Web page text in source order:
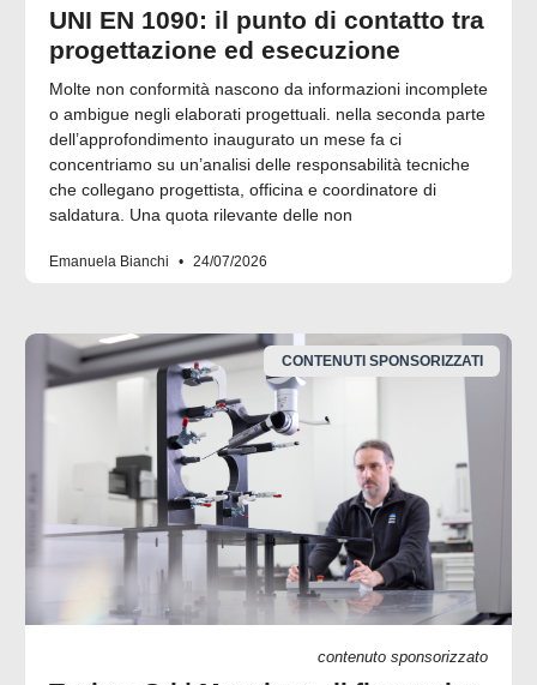
UNI EN 1090: il punto di contatto tra
progettazione ed esecuzione
Molte non conformità nascono da informazioni incomplete
o ambigue negli elaborati progettuali. nella seconda parte
dell’approfondimento inaugurato un mese fa ci
concentriamo su un’analisi delle responsabilità tecniche
che collegano progettista, officina e coordinatore di
saldatura. Una quota rilevante delle non
Emanuela Bianchi 24/07/2026
CONTENUTI SPONSORIZZATI
contenuto sponsorizzato